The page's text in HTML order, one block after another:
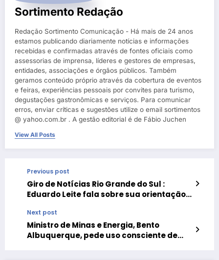
Sortimento Redação
Redação Sortimento Comunicação - Há mais de 24 anos
estamos publicando diariamente notícias e informações
recebidas e confirmadas através de fontes oficiais como
assessorias de imprensa, líderes e gestores de empresas,
entidades, associações e órgãos públicos. Também
geramos conteúdo próprio através da cobertura de eventos
e feiras, experiências pessoais por convites para turismo,
degustações gastronômicas e serviços. Para comunicar
erros, enviar críticas e sugestões utilize o email sortimentos
@ yahoo.com.br . A gestão editorial é de Fábio Juchen
View All Posts
Previous post
Giro de Notícias Rio Grande do Sul :
Eduardo Leite fala sobre sua orientação
integração do transporte em Porto
Alegre e o Boletim de Conjuntura do RS
Next post
Ministro de Minas e Energia, Bento
Albuquerque, pede uso consciente de